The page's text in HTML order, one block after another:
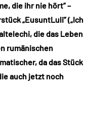
die ihr nie hört” –
„EusuntLuli” („Ich
die das Leben
rumänischen
da das Stück
auch jetzt noch